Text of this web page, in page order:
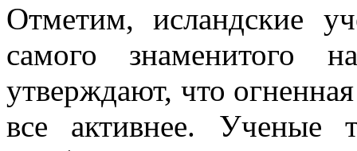
Отметим, исландские
самого знаменитого
утверждают, что
все активнее. Ученые